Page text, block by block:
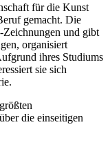
für die Kunst
gemacht. Die
Zeichnungen und gibt
organisiert
ihres Studiums
sie sich
die einseitigen